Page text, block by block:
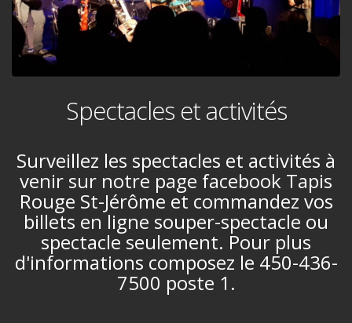
Spectacles et activités
Surveillez les spectacles et activités à
venir sur notre page facebook Tapis
Rouge St-Jérôme et commandez vos
billets en ligne souper-spectacle ou
spectacle seulement. Pour plus
d'informations composez le 450-436-
7500 poste 1.